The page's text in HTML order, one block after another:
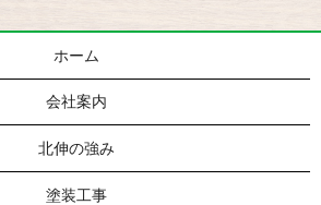
ホーム
会社案内
北伸の強み
塗装工事